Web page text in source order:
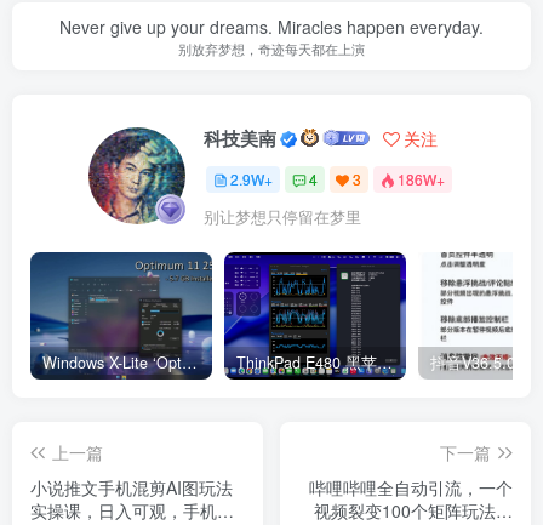
Never give up your dreams. Miracles happen everyday.
别放弃梦想，奇迹每天都在上演
科技美南 关注
2.9W+ 4 3 186W+
别让梦想只停留在梦里
Windows X-Lite ‘Optimum 11’ 25H2 Pro v2 ThinkPad E480 黑苹果完美Tahoe的EFI分享（2026.03.01更新） 抖音V36.5.0 内
上一篇
小说推文手机混剪AI图玩法
实操课，日入可观，手机即
下一篇
哔哩哔哩全自动引流，一个
视频裂变100个矩阵玩法，